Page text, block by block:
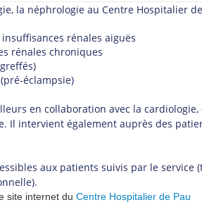
la néphrologie au Centre Hospitalier
rénales aiguës
rénales chroniques
éclampsie)
en collaboration avec la
Il intervient également auprès des
aux patients suivis par le service
site internet du Centre Hospitalier de Pau